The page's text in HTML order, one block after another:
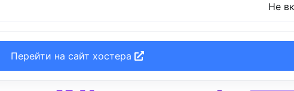
Не
Перейти на сайт хостера